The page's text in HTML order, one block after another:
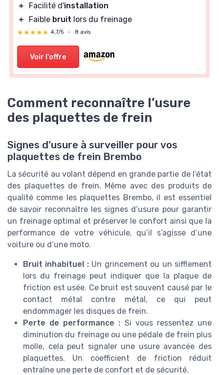
＋
Facilité d'installation
＋
Faible bruit lors du freinage
★★★★★
★★★★★ 4,7/5 — 8 avis
Voir l'offre
Comment reconnaître l’usure
des plaquettes de frein
Signes d’usure à surveiller pour vos
plaquettes de frein Brembo
La sécurité au volant dépend en grande partie de l’état
des plaquettes de frein. Même avec des produits de
qualité comme les plaquettes Brembo, il est essentiel
de savoir reconnaître les signes d’usure pour garantir
un freinage optimal et préserver le confort ainsi que la
performance de votre véhicule, qu’il s’agisse d’une
voiture ou d’une moto.
Bruit inhabituel :Un grincement ou un sifflement
lors du freinage peut indiquer que la plaque de
friction est usée. Ce bruit est souvent causé par le
contact métal contre métal, ce qui peut
endommager les disques de frein.
Perte de performance : Si vous ressentez une
diminution du freinage ou une pédale de frein plus
molle, cela peut signaler une usure avancée des
plaquettes. Un coefficient de friction réduit
entraîne une perte de confort et de sécurité.